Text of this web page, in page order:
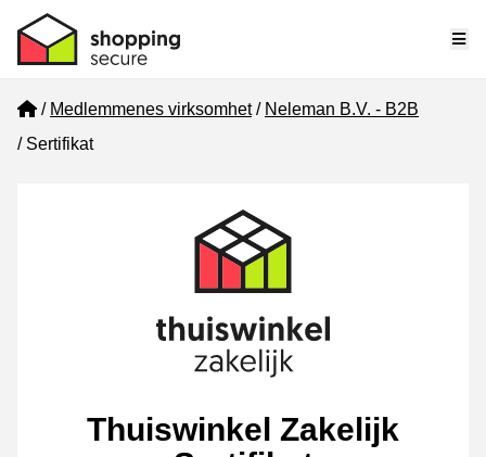
Home
Medlemmenes virksomhet
Neleman B.V. - B2B
Sertifikat
Thuiswinkel Zakelijk